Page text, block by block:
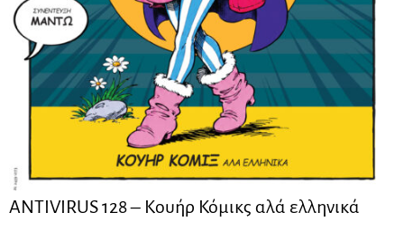
ANTIVIRUS 128 – Kουήρ Κόμικς αλά ελληνικά